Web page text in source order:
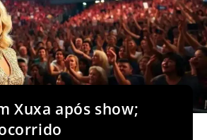
Xuxa após show;